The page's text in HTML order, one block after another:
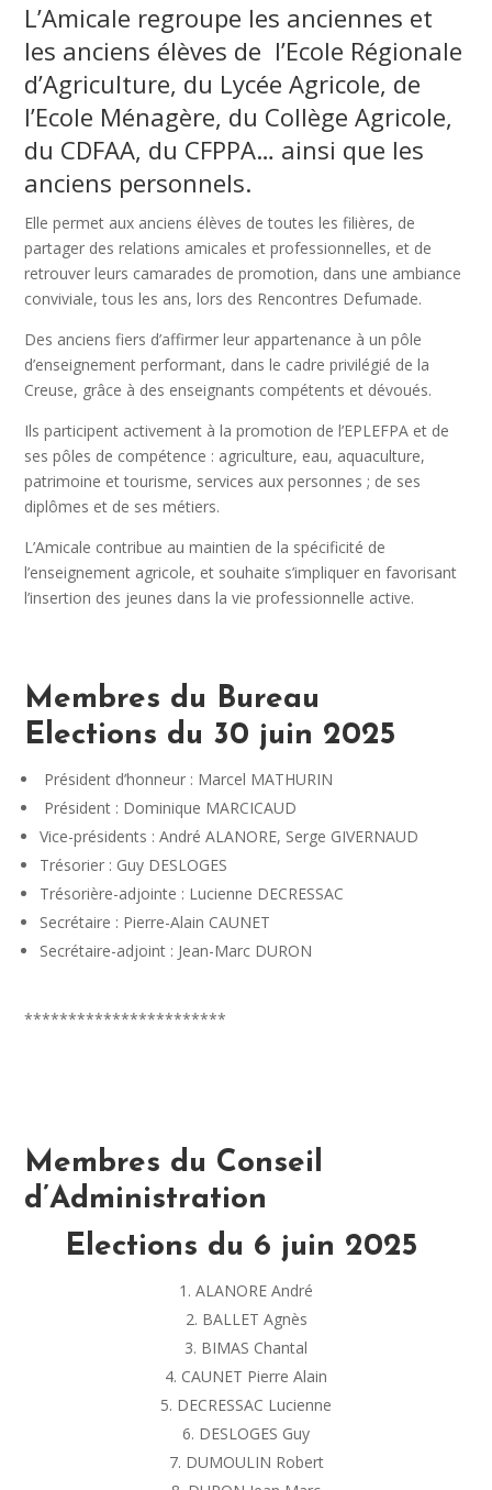
L’Amicale regroupe les anciennes et
les anciens élèves de l’Ecole Régionale
d’Agriculture, du Lycée Agricole, de
l’Ecole Ménagère, du Collège Agricole,
du CDFAA, du CFPPA… ainsi que les
anciens personnels.
Elle permet aux anciens élèves de toutes les filières, de
partager des relations amicales et professionnelles, et de
retrouver leurs camarades de promotion, dans une ambiance
conviviale, tous les ans, lors des Rencontres Defumade.
Des anciens fiers d’affirmer leur appartenance à un pôle
d’enseignement performant, dans le cadre privilégié de la
Creuse, grâce à des enseignants compétents et dévoués.
Ils participent activement à la promotion de l’EPLEFPA et de
ses pôles de compétence : agriculture, eau, aquaculture,
patrimoine et tourisme, services aux personnes ; de ses
diplômes et de ses métiers.
L’Amicale contribue au maintien de la spécificité de
l’enseignement agricole, et souhaite s’impliquer en favorisant
l’insertion des jeunes dans la vie professionnelle active.
Membres du Bureau
Elections du 30 juin 2025
Président d’honneur : Marcel MATHURIN
Président : Dominique MARCICAUD
Vice-présidents : André ALANORE, Serge GIVERNAUD
Trésorier : Guy DESLOGES
Trésorière-adjointe : Lucienne DECRESSAC
Secrétaire : Pierre-Alain CAUNET
Secrétaire-adjoint : Jean-Marc DURON
***********************
Membres du Conseil
d’Administration
Elections du 6 juin 2025
ALANORE André
BALLET Agnès
BIMAS Chantal
CAUNET Pierre Alain
DECRESSAC Lucienne
DESLOGES Guy
DUMOULIN Robert